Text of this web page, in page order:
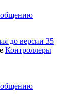
до версии 35
Контроллеры